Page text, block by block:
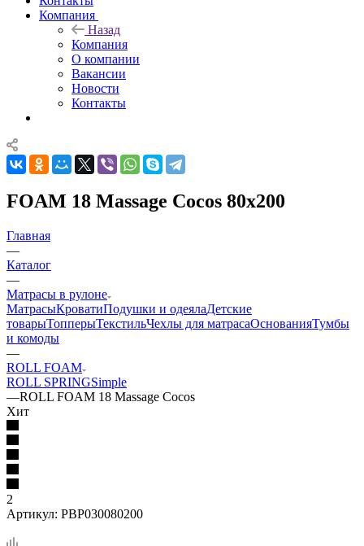
Компания
Назад
Компания
О компании
Вакансии
Новости
Контакты
FOAM 18 Massage Cocos 80x200
Главная
—
Каталог
—
Матрасы в рулоне
МатрасыКроватиПодушки и одеялаДетские
товарыТопперыТекстильЧехлы для матрасаОснованияТумбы
и комоды
—
ROLL FOAM
ROLL SPRINGSimple
—ROLL FOAM 18 Massage Cocos
Хит
2
Артикул: PBP030080200